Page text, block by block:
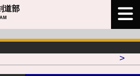
道部
>